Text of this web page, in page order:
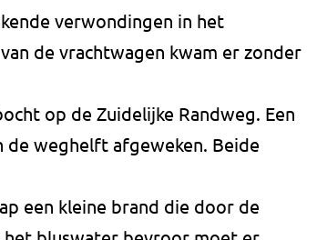
verwondingen in het
de vrachtwagen kwam er zonder
op de Zuidelijke Randweg. Een
de weghelft afgeweken. Beide
een kleine brand die door de